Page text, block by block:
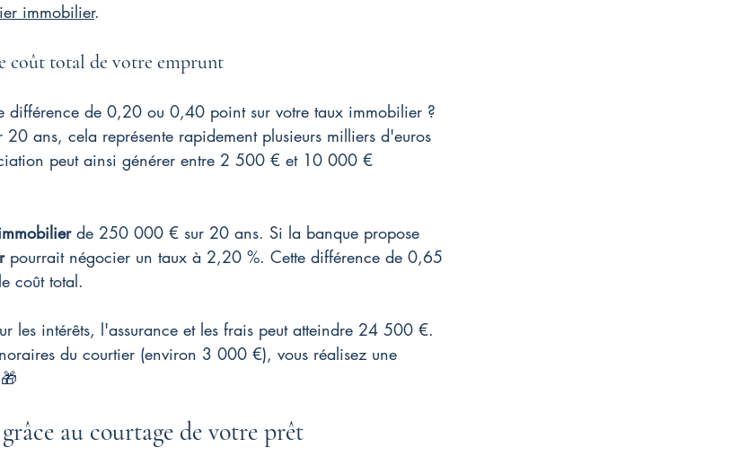
immobilier.
coût total de votre emprunt
différence de 0,20 ou 0,40 point sur votre taux immobilier ?
ans, cela représente rapidement plusieurs milliers d'euros
peut ainsi générer entre 2 500 € et 10 000 €
de 250 000 € sur 20 ans. Si la banque propose
pourrait négocier un taux à 2,20 %. Cette différence de 0,65
coût total.
les intérêts, l'assurance et les frais peut atteindre 24 500 €.
du courtier (environ 3 000 €), vous réalisez une
au courtage de votre prêt